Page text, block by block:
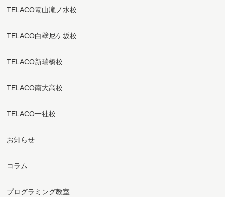
TELACO篭山滝ノ水校
TELACO白壁尼ケ坂校
TELACO新瑞橋校
TELACO南大高校
TELACO一社校
お知らせ
コラム
プログラミング教室